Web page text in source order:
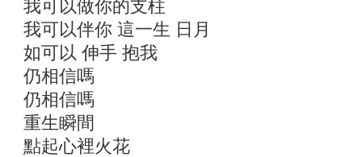
我可以做你的支柱
我可以伴你 這一生 日月
如可以 伸手 抱我
仍相信嗎
仍相信嗎
重生瞬間
點起心裡火花